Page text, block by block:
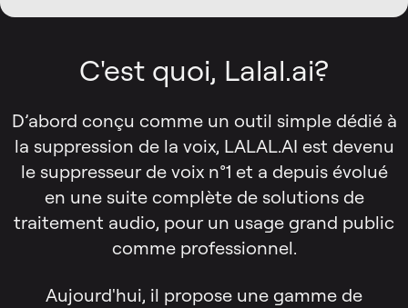
C'est quoi, Lalal.ai?
D’abord conçu comme un outil simple dédié à
la suppression de la voix, LALAL.AI est devenu
le suppresseur de voix n°1 et a depuis évolué
en une suite complète de solutions de
traitement audio, pour un usage grand public
comme professionnel.
Aujourd'hui, il propose une gamme de